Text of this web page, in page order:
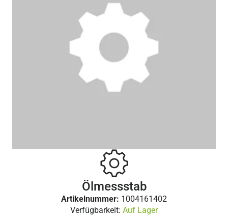
Ölmessstab
Artikelnummer: 1004161402
Verfügbarkeit: Auf Lager